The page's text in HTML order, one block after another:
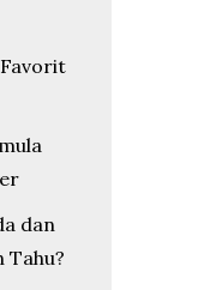
dan
Tahu?